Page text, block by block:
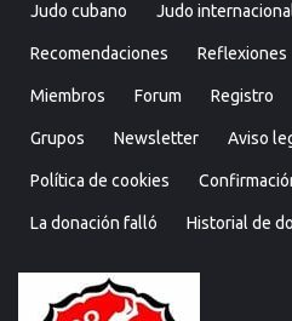
Judo cubano Judo
Recomendaciones Reflexiones
Miembros Forum Registro
Grupos Newsletter Aviso
Política de cookies
La donación falló Historial de